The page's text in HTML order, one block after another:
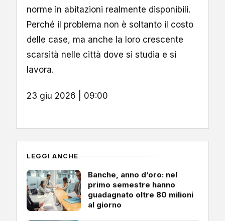
norme in abitazioni realmente disponibili.
Perché il problema non è soltanto il costo
delle case, ma anche la loro crescente
scarsità nelle città dove si studia e si
lavora.
23 giu 2026 | 09:00
LEGGI ANCHE
Banche, anno d’oro: nel
primo semestre hanno
guadagnato oltre 80 milioni
al giorno